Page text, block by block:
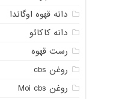
دانه قهوه اوگاندا
دانه کاکائو
رست قهوه
روغن cbs
روغن Moi cbs